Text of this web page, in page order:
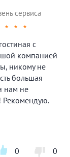
сервиса
★ ★ ★
с
компанией
никому не
большая
нам не
Рекомендую.
0 0